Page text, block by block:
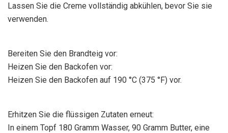
Lassen Sie die Creme vollständig abkühlen, bevor Sie sie
verwenden.
Bereiten Sie den Brandteig vor:
Heizen Sie den Backofen vor:
Heizen Sie den Backofen auf 190 °C (375 °F) vor.
Erhitzen Sie die flüssigen Zutaten erneut:
In einem Topf 180 Gramm Wasser, 90 Gramm Butter, eine